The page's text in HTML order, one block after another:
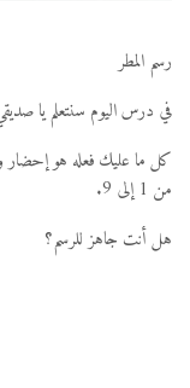
رسم المطر
في درس اليوم سنتعلم يا
كل ما عليك فعله هو إحضار
من 1 إلى 9.
هل أنت جاهز للرسم؟